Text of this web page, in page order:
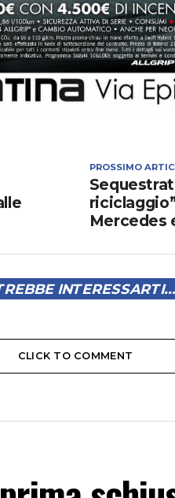
PROSSIMO
Mercedes
INTERESSARTI...
CLICK TO COMMENT